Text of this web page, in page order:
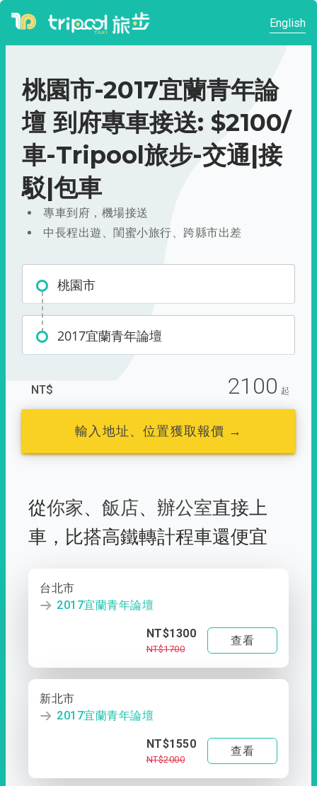
English
桃園市-2017宜蘭青年論
壇 到府專車接送: $2100/
車-Tripool旅步-交通|接
駁|包車
專車到府，機場接送
中長程出遊、閨蜜小旅行、跨縣市出差
桃園市
2017宜蘭青年論壇
NT$ 2100 起
輸入地址、位置獲取報價 →
從你家、 飯店、 辦公室直接上
車， 比搭高鐵轉計程車還便宜
台北市
2017宜蘭青年論壇
NT$1300
NT$1700
查看
新北市
2017宜蘭青年論壇
NT$1550
NT$2000
查看